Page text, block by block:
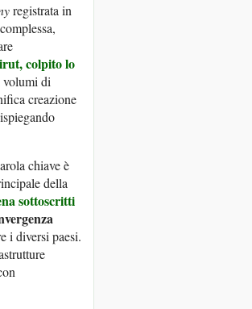
registrata in
, colpito lo
volumi di
creazione
chiave è
della
sottoscritti
i diversi paesi.